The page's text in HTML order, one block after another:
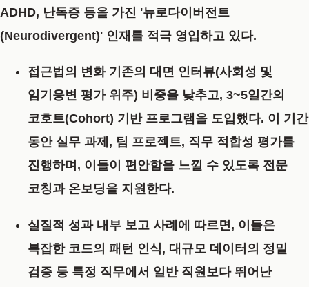
ADHD, 난독증 등을 가진 '뉴로다이버전트
(Neurodivergent)' 인재를 적극 영입하고 있다.
접근법의 변화기존의 대면 인터뷰(사회성 및
임기응변 평가 위주) 비중을 낮추고, 3~5일간의
코호트(Cohort) 기반 프로그램 을 도입했다. 이 기간
동안 실무 과제, 팀 프로젝트, 직무 적합성 평가를
진행하며, 이들이 편안함을 느낄 수 있도록 전문
코칭과 온보딩을 지원한다.
실질적 성과내부 보고 사례에 따르면, 이들은
복잡한 코드의 패턴 인식, 대규모 데이터의 정밀
검증 등 특정 직무에서 일반 직원보다 뛰어난